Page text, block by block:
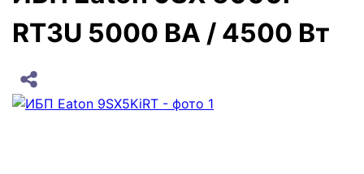
RT3U 5000 ВА / 4500 Вт